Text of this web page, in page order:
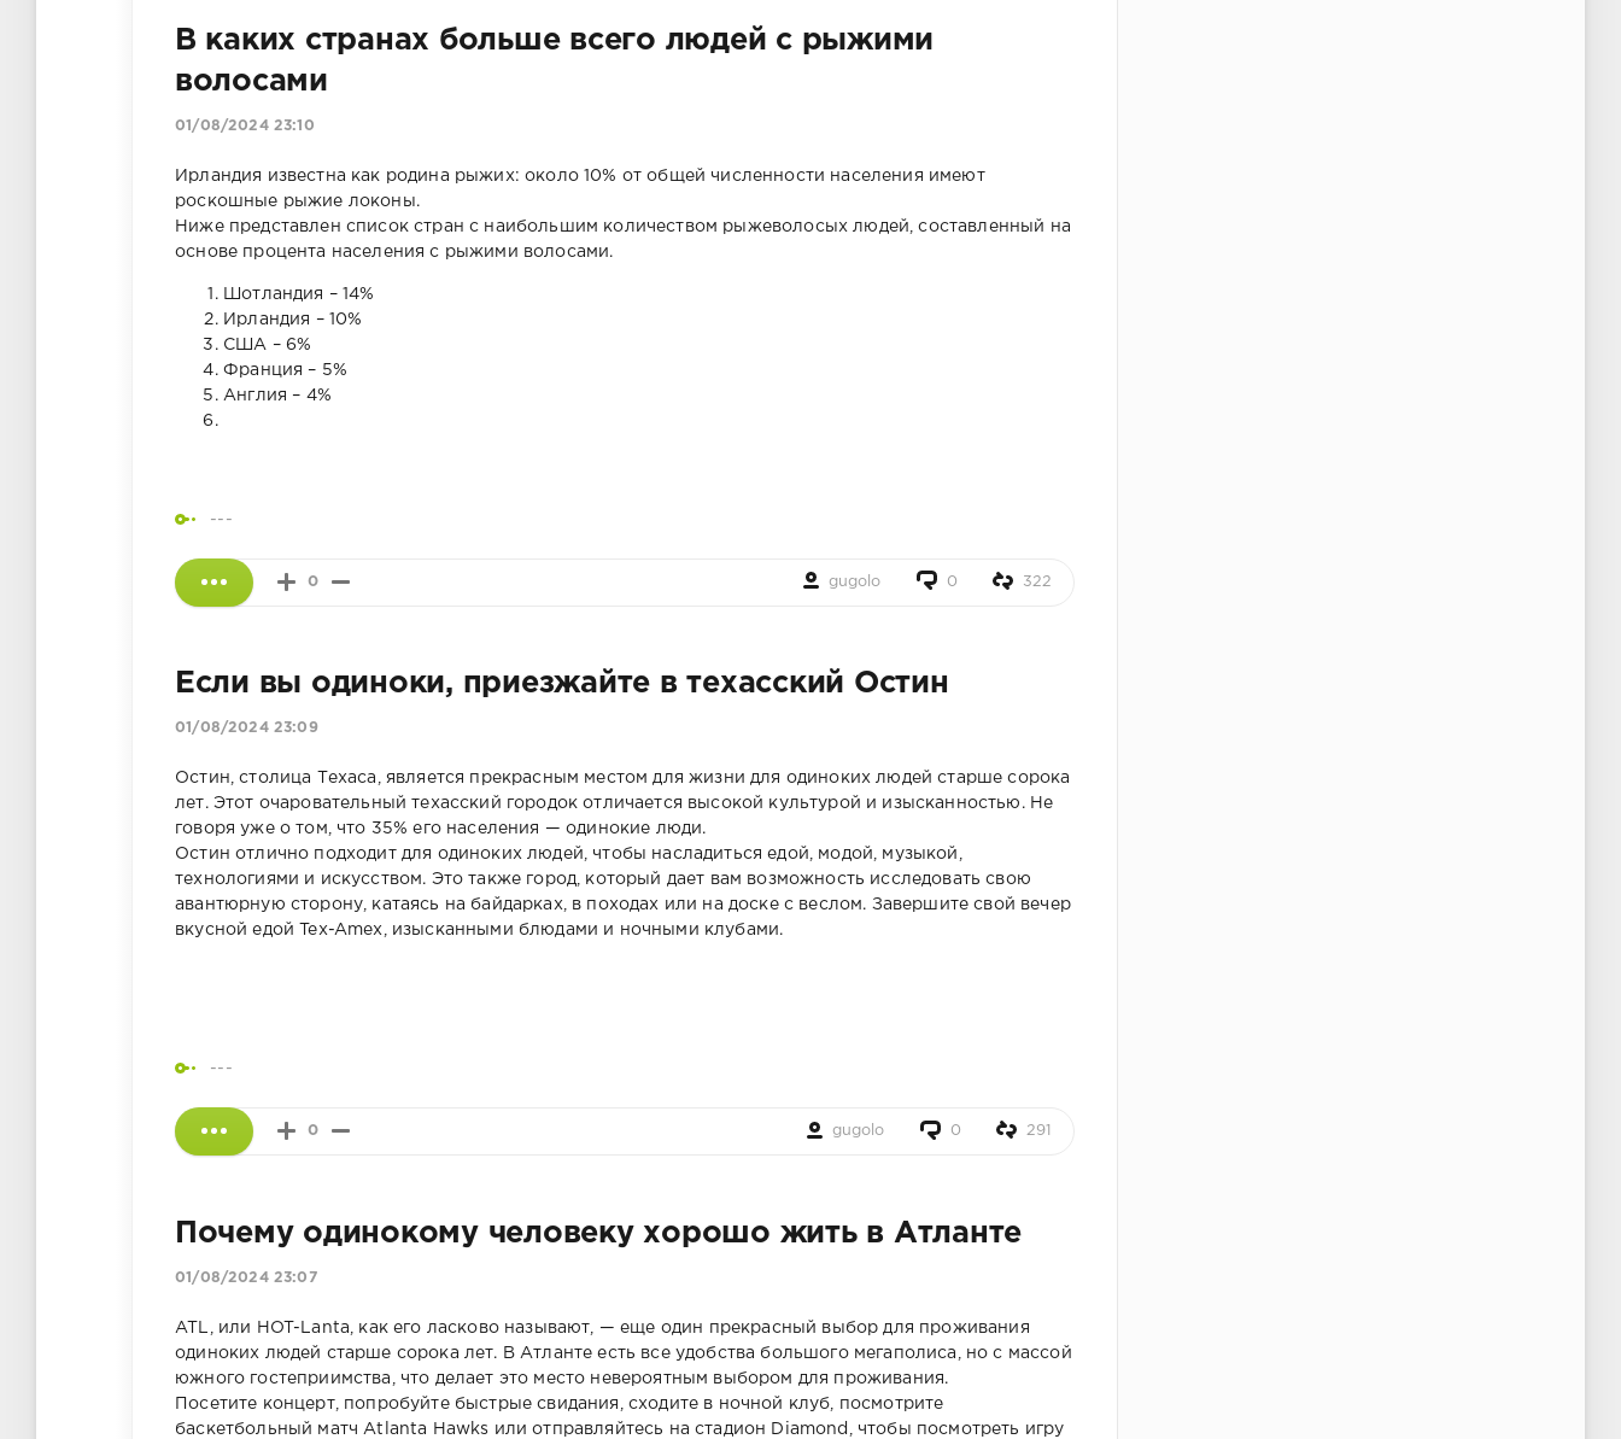
В каких странах больше всего людей с рыжими
волосами
01/08/2024 23:10
Ирландия известна как родина рыжих: около 10% от общей численности населения имеют
роскошные рыжие локоны.
Ниже представлен список стран с наибольшим количеством рыжеволосых людей, составленный на
основе процента населения с рыжими волосами.
Шотландия – 14%
Ирландия – 10%
США – 6%
Франция – 5%
Англия – 4%
---
0 gugolo 0 322
Если вы одиноки, приезжайте в техасский Остин
01/08/2024 23:09
Остин, столица Техаса, является прекрасным местом для жизни для одиноких людей старше сорока
лет. Этот очаровательный техасский городок отличается высокой культурой и изысканностью. Не
говоря уже о том, что 35% его населения — одинокие люди.
Остин отлично подходит для одиноких людей, чтобы насладиться едой, модой, музыкой,
технологиями и искусством. Это также город, который дает вам возможность исследовать свою
авантюрную сторону, катаясь на байдарках, в походах или на доске с веслом. Завершите свой вечер
вкусной едой Tex-Amex, изысканными блюдами и ночными клубами.
---
0 gugolo 0 291
Почему одинокому человеку хорошо жить в Атланте
01/08/2024 23:07
ATL, или HOT-Lanta, как его ласково называют, — еще один прекрасный выбор для проживания
одиноких людей старше сорока лет. В Атланте есть все удобства большого мегаполиса, но с массой
южного гостеприимства, что делает это место невероятным выбором для проживания.
Посетите концерт, попробуйте быстрые свидания, сходите в ночной клуб, посмотрите
баскетбольный матч Atlanta Hawks или отправляйтесь на стадион Diamond, чтобы посмотреть игру